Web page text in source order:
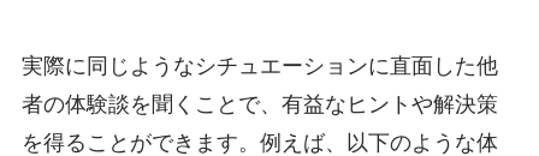
実際に同じようなシチュエーションに直面した他
者の体験談を聞くことで、有益なヒントや解決策
を得ることができます。例えば、以下のような体